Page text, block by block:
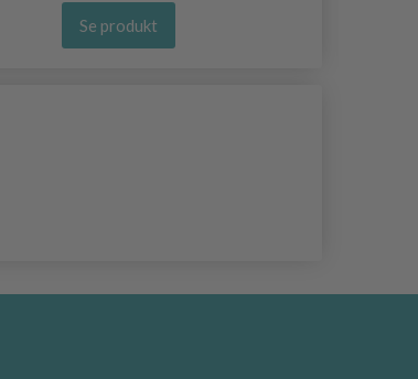
Se produkt